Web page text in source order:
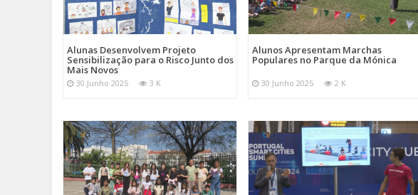
Alunas Desenvolvem Projeto
Sensibilização para o Risco Junto dos
Mais Novos
30 Junho 2025 3 K
Alunos Apresentam Marchas
Populares no Parque da Mónica
30 Junho 2025 2 K